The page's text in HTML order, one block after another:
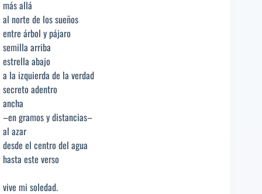
más allá
al norte de los sueños
entre árbol y pájaro
semilla arriba
estrella abajo
a la izquierda de la verdad
secreto adentro
ancha
–en gramos y distancias–
al azar
desde el centro del agua
hasta este verso
vive mi soledad.